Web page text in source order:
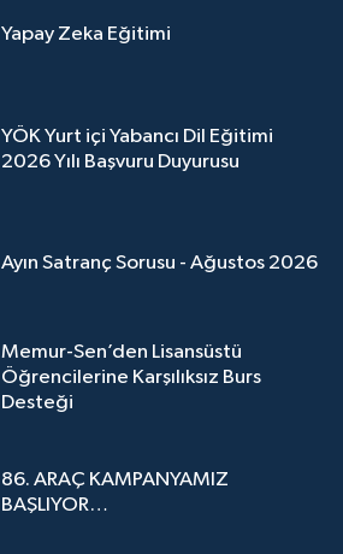
Yapay Zeka Eğitimi
YÖK Yurt içi Yabancı Dil Eğitimi
2026 Yılı Başvuru Duyurusu
Ayın Satranç Sorusu - Ağustos 2026
Memur-Sen’den Lisansüstü
Öğrencilerine Karşılıksız Burs
Desteği
86. ARAÇ KAMPANYAMIZ
BAŞLIYOR…